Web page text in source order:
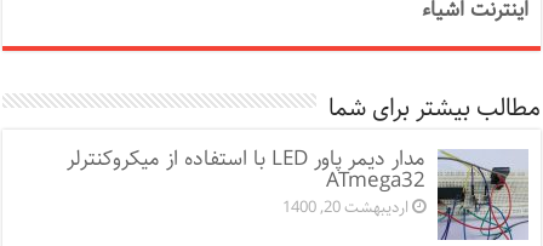
اینترنت اشیاء
مطالب بیشتر برای شما
مدار دیمر پاور LED با استفاده از میکروکنترلر
ATmega32
اردیبهشت 20, 1400